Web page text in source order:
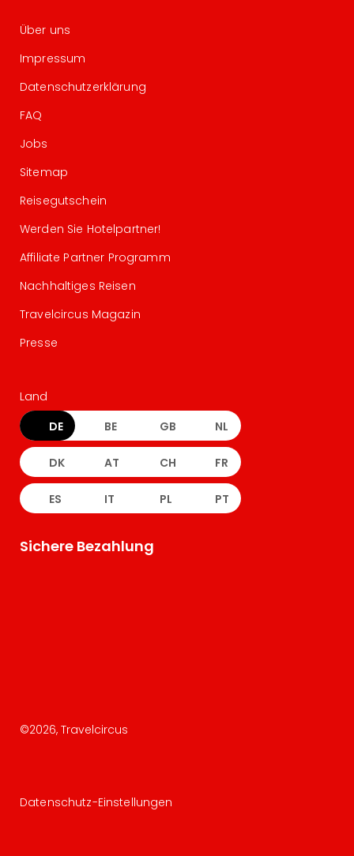
Über uns
Impressum
Datenschutzerklärung
FAQ
Jobs
Sitemap
Reisegutschein
Werden Sie Hotelpartner!
Affiliate Partner Programm
Nachhaltiges Reisen
Travelcircus Magazin
Presse
Land
DE BE GB NL
DK AT CH FR
ES IT PL PT
Sichere Bezahlung
©2026, Travelcircus
Datenschutz-Einstellungen